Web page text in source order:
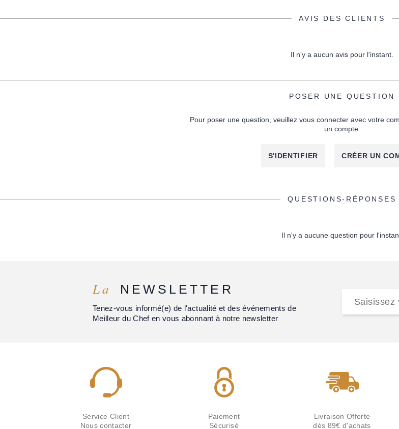
AVIS DES CLIENTS
Il n'y a aucun avis pour l'instant.
POSER UNE QUESTION
Pour poser une question, veuillez vous connecter avec votre
un compte.
S'IDENTIFIER CRÉER UN
QUESTIONS-RÉPONSES
Il n'y a aucune question pour
La NEWSLETTER
Tenez-vous informé(e) de l'actualité et des événements de
Meilleur du Chef en vous abonnant à notre newsletter
Service Client
Nous contacter
Paiement
Sécurisé
Livraison Offerte
dès 89€ d'achats